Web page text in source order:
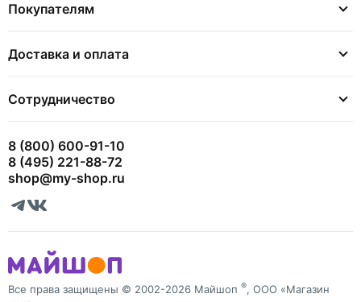
Покупателям
Доставка и оплата
Сотрудничество
8 (800) 600-91-10
8 (495) 221-88-72
shop@my-shop.ru
Все права защищены © 2002-2026 Майшоп ®, ООО «Магазин